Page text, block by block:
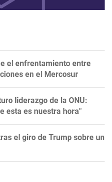
el enfrentamiento entre
en el Mercosur
liderazgo de la ONU:
esta es nuestra hora"
el giro de Trump sobre un